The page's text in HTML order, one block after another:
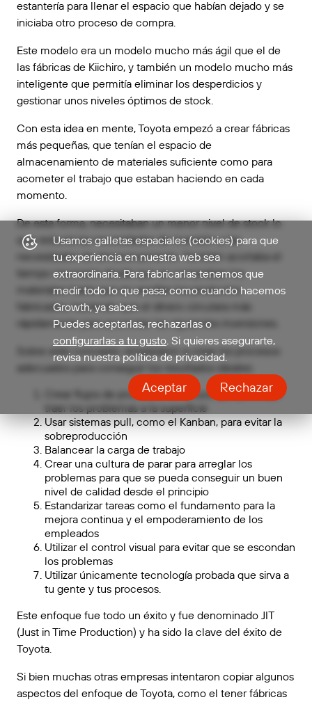
estantería para llenar el espacio que habían dejado y se
iniciaba otro proceso de compra.
Este modelo era un modelo mucho más ágil que el de
las fábricas de Kiichiro, y también un modelo mucho más
inteligente que permitía eliminar los desperdicios y
gestionar unos niveles óptimos de stock.
Con esta idea en mente, Toyota empezó a crear fábricas
más pequeñas, que tenían el espacio de
almacenamiento de materiales suficiente como para
acometer el trabajo que estaban haciendo en cada
momento.
De esta forma, necesitaban un menor nivel de stock lo
que reducía las necesidades de inversión y las
necesidades de almacenamiento. También acortaba el
tiempo necesario desde que se compraban los
materiales hasta que se vendían los productos
fabricados, haciendo que el dinero circulara más
rápidamente para acometer las siguientes inversiones.
Sobre este concepto, empezaron a crear los procesos
adecuados para conseguir los resultados ideales:
Crear flujos de procesos continuos que permitan
traer los problemas a la superficie
Usar sistemas pull, como el Kanban, para evitar la
sobreproducción
Balancear la carga de trabajo
Crear una cultura de parar para arreglar los
problemas para que se pueda conseguir un buen
nivel de calidad desde el principio
Estandarizar tareas como el fundamento para la
mejora continua y el empoderamiento de los
empleados
Utilizar el control visual para evitar que se escondan
los problemas
Utilizar únicamente tecnología probada que sirva a
tu gente y tus procesos.
Este enfoque fue todo un éxito y fue denominado JIT
(Just in Time Production) y ha sido la clave del éxito de
Toyota.
Si bien muchas otras empresas intentaron copiar algunos
aspectos del enfoque de Toyota, como el tener fábricas
Usamos galletas espaciales (cookies) para que
tu experiencia en nuestra web sea
extraordinaria. Para fabricarlas tenemos que
medir todo lo que pasa; como cuando hacemos
Growth, ya sabes.
Puedes aceptarlas, rechazarlas o
configurarlas a tu gusto. Si quieres asegurarte,
revisa nuestra política de privacidad.
Aceptar Rechazar